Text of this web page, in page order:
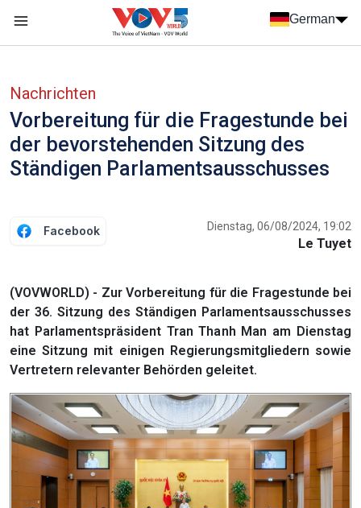
German
Nachrichten
Vorbereitung für die Fragestunde bei
der bevorstehenden Sitzung des
Ständigen Parlamentsausschusses
Facebook Dienstag, 06/08/2024, 19:02
Le Tuyet
(VOVWORLD) - Zur Vorbereitung für die Fragestunde bei
der 36. Sitzung des Ständigen Parlamentsausschusses
hat Parlamentspräsident Tran Thanh Man am Dienstag
eine Sitzung mit einigen Regierungsmitgliedern sowie
Vertretern relevanter Behörden geleitet.